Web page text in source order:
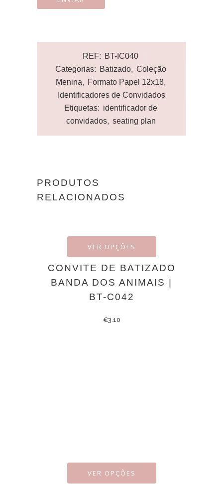
REF: BT-IC040
Categorias: Batizado, Coleção
Menina, Formato Papel 12x18,
Identificadores de Convidados
Etiquetas: identificador de
convidados, seating plan
PRODUTOS
RELACIONADOS
VER OPÇÕES
CONVITE DE BATIZADO
BANDA DOS ANIMAIS |
BT-C042
€3.10
VER OPÇÕES